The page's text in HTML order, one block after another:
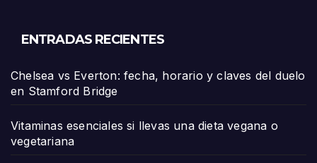
ENTRADAS RECIENTES
Chelsea vs Everton: fecha, horario y claves del duelo
en Stamford Bridge
Vitaminas esenciales si llevas una dieta vegana o
vegetariana